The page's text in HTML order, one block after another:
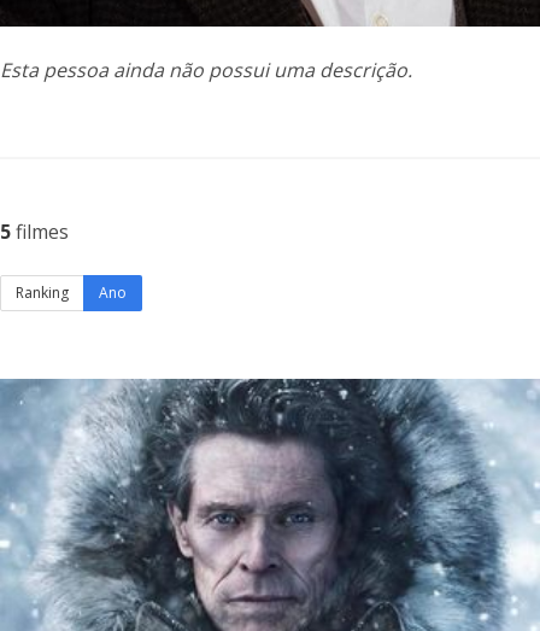
Esta pessoa ainda não possui uma descrição.
5filmes
Ranking Ano